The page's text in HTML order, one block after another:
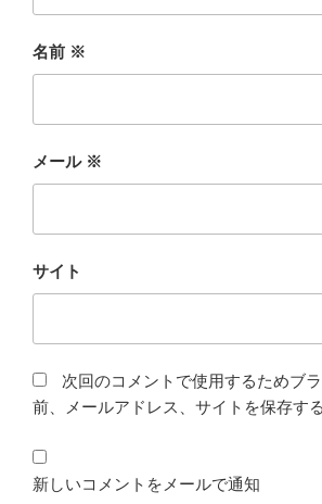
名前 ※
メール ※
サイト
次回のコメントで使用するためブ
前、メールアドレス、サイトを保存する
新しいコメントをメールで通知